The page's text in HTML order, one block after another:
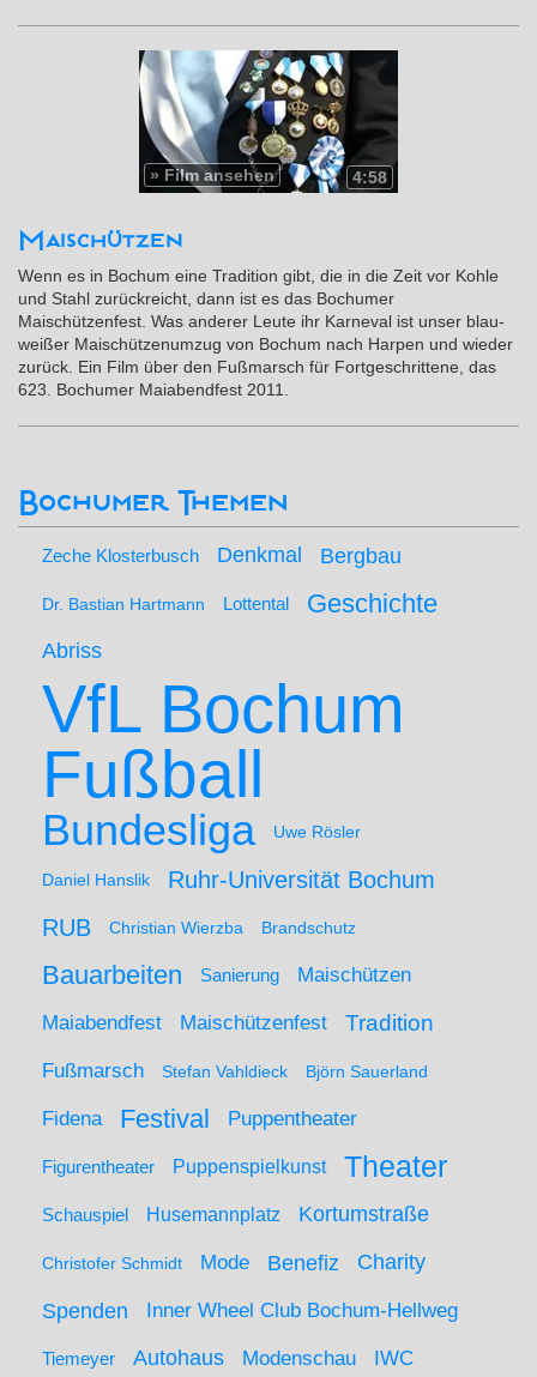
4:58
» Film ansehen
Maischützen
Wenn es in Bochum eine Tradition gibt, die in die Zeit vor Kohle
und Stahl zurückreicht, dann ist es das Bochumer
Maischützenfest. Was anderer Leute ihr Karneval ist unser blau-
weißer Maischützenumzug von Bochum nach Harpen und wieder
zurück. Ein Film über den Fußmarsch für Fortgeschrittene, das
623. Bochumer Maiabendfest 2011.
Bochumer Themen
Zeche Klosterbusch Denkmal Bergbau
Dr. Bastian Hartmann Lottental Geschichte
Abriss
VfL Bochum
Fußball
Bundesliga Uwe Rösler
Daniel Hanslik
Ruhr-Universität Bochum
RUB
Christian Wierzba Brandschutz
Bauarbeiten Sanierung
Maischützen
Maiabendfest
Maischützenfest Tradition
Fußmarsch Stefan Vahldieck Björn Sauerland
Fidena Festival Puppentheater
Figurentheater Puppenspielkunst Theater
Schauspiel Husemannplatz Kortumstraße
Christofer Schmidt Mode Benefiz Charity
Spenden Inner Wheel Club Bochum-Hellweg
Tiemeyer Autohaus Modenschau IWC